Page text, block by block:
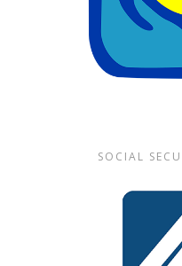
SOCIAL